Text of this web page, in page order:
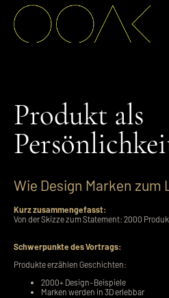
Produkt als
Wie Design Marken zum
Kurz zusammengefasst:
Von der Skizze zum Statement: 2000
Schwerpunkte des Vortrags:
Produkte erzählen Geschichten:
2000+ Design-Beispiele
Marken werden in 3D erlebbar